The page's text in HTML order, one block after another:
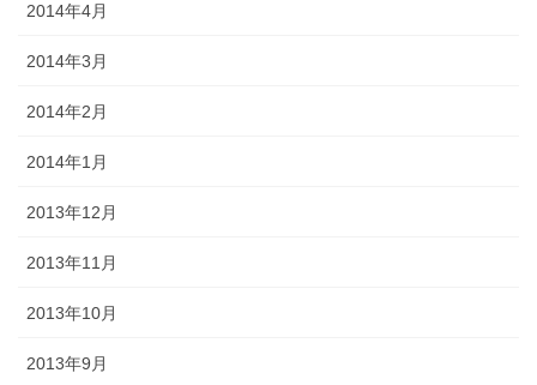
2014年4月
2014年3月
2014年2月
2014年1月
2013年12月
2013年11月
2013年10月
2013年9月